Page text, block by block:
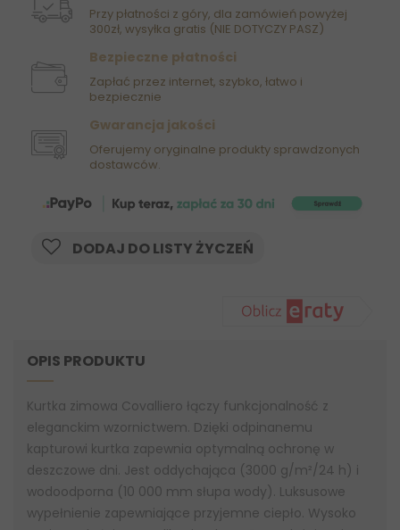
Przy płatności z góry, dla zamówień powyżej
300zł, wysyłka gratis (NIE DOTYCZY PASZ)
Bezpieczne płatności
Zapłać przez internet, szybko, łatwo i
bezpiecznie
Gwarancja jakości
Oferujemy oryginalne produkty sprawdzonych
dostawców.
DODAJ DO LISTY ŻYCZEŃ
OPIS PRODUKTU
Kurtka zimowa Covalliero łączy funkcjonalność z
eleganckim wzornictwem. Dzięki odpinanemu
kapturowi kurtka zapewnia optymalną ochronę w
deszczowe dni. Jest oddychająca (3000 g/m²/24 h) i
wodoodporna (10 000 mm słupa wody). Luksusowe
wypełnienie zapewniające przyjemne ciepło. Wysoko